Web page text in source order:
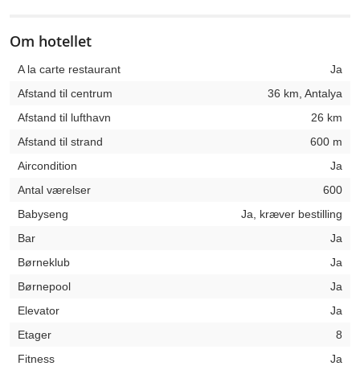
Om hotellet
A la carte restaurant
Ja
Afstand til centrum
36 km, Antalya
Afstand til lufthavn
26 km
Afstand til strand
600 m
Aircondition
Ja
Antal værelser
600
Babyseng
Ja, kræver bestilling
Bar
Ja
Børneklub
Ja
Børnepool
Ja
Elevator
Ja
Etager
8
Fitness
Ja